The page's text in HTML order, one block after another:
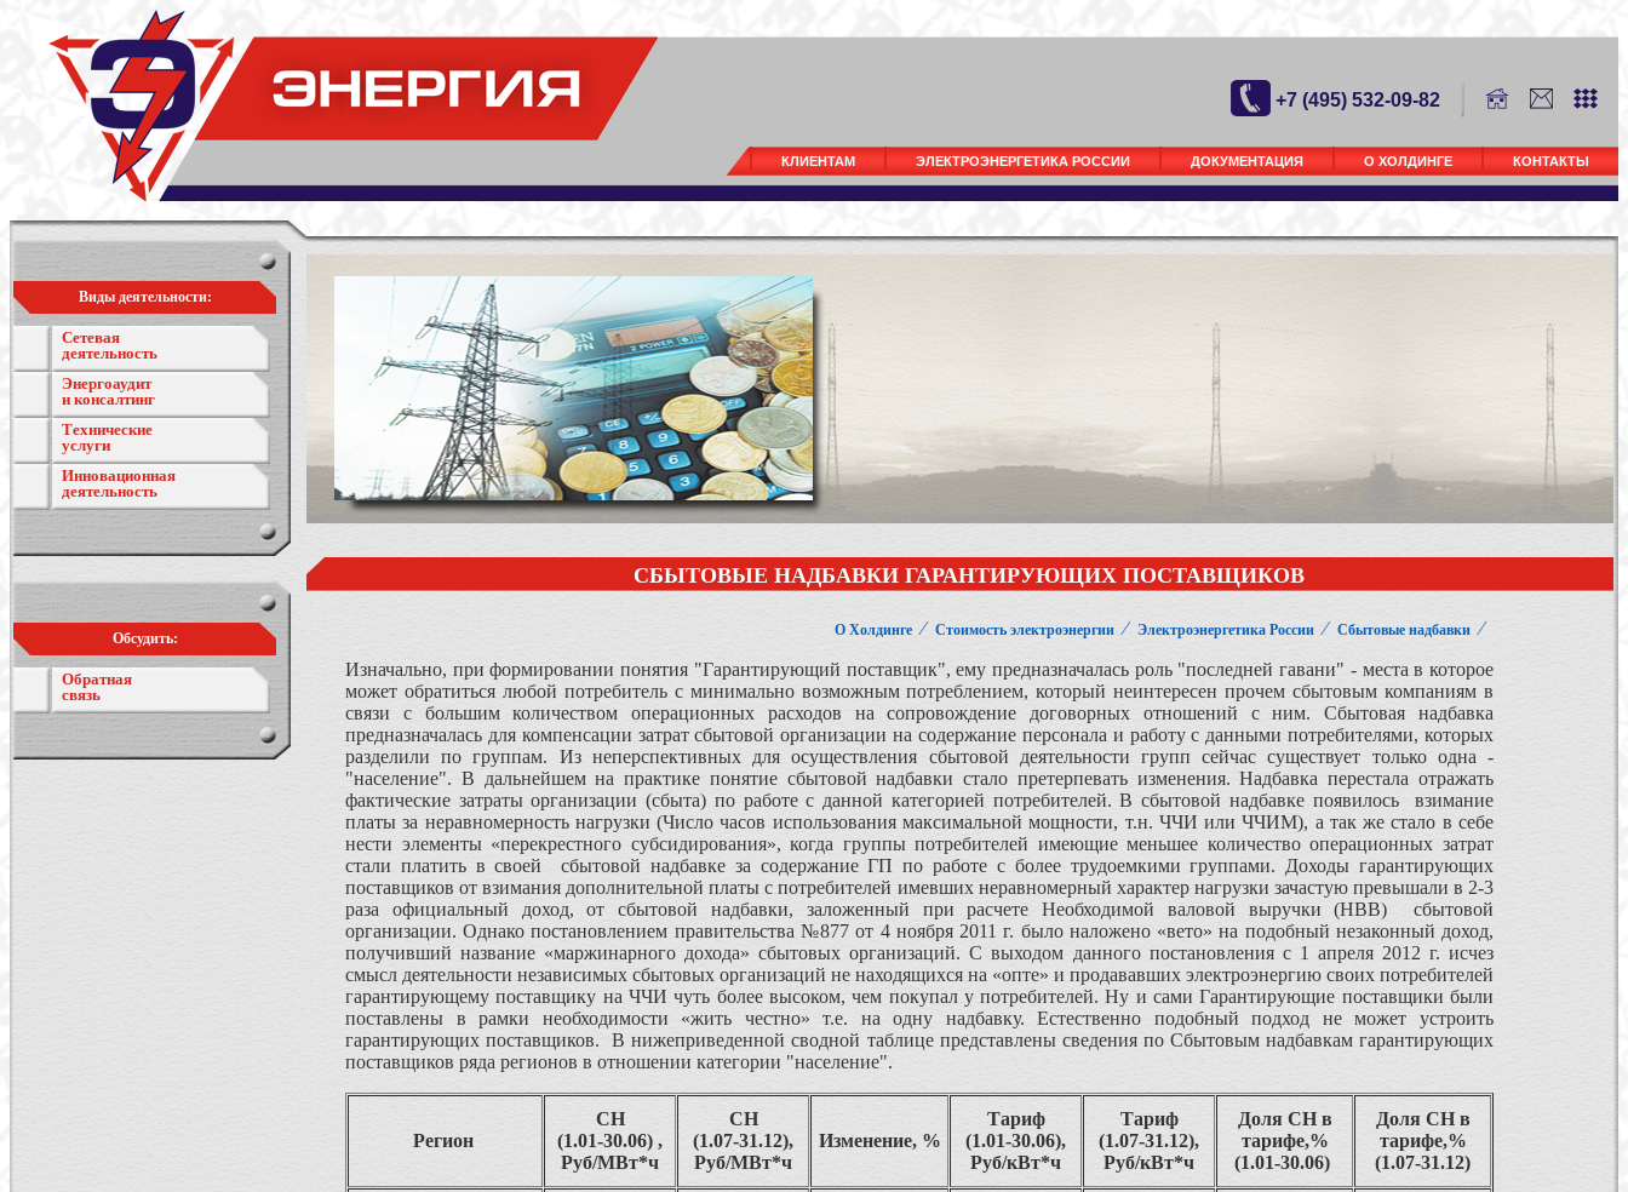
+7 (495) 532-09-82
КЛИЕНТАМ ЭЛЕКТРОЭНЕРГЕТИКА РОССИИ ДОКУМЕНТАЦИЯ О ХОЛДИНГЕ КОНТАКТЫ
Виды деятельности:
Сетевая
деятельность
Энергоаудит
и консалтинг
Технические
услуги
Инновационная
деятельность
Обсудить:
Обратная
связь
СБЫТОВЫЕ НАДБАВКИ ГАРАНТИРУЮЩИХ ПОСТАВЩИКОВ
О Холдинге ⁄ Стоимость электроэнергии ⁄ Электроэнергетика России ⁄ Сбытовые надбавки ⁄
Изначально, при формировании понятия "Гарантирующий поставщик", ему предназначалась роль "последней гавани" - места в которое
может обратиться любой потребитель с минимально возможным потреблением, который неинтересен прочем сбытовым компаниям в
связи с большим количеством операционных расходов на сопровождение договорных отношений с ним. Сбытовая надбавка
предназначалась для компенсации затрат сбытовой организации на содержание персонала и работу с данными потребителями, которых
разделили по группам. Из неперспективных для осуществления сбытовой деятельности групп сейчас существует только одна -
"население". В дальнейшем на практике понятие сбытовой надбавки стало претерпевать изменения. Надбавка перестала отражать
фактические затраты организации (сбыта) по работе с данной категорией потребителей. В сбытовой надбавке появилось взимание
платы за неравномерность нагрузки (Число часов использования максимальной мощности, т.н. ЧЧИ или ЧЧИМ), а так же стало в себе
нести элементы «перекрестного субсидирования», когда группы потребителей имеющие меньшее количество операционных затрат
стали платить в своей сбытовой надбавке за содержание ГП по работе с более трудоемкими группами. Доходы гарантирующих
поставщиков от взимания дополнительной платы с потребителей имевших неравномерный характер нагрузки зачастую превышали в 2-3
раза официальный доход, от сбытовой надбавки, заложенный при расчете Необходимой валовой выручки (НВВ) сбытовой
организации. Однако постановлением правительства №877 от 4 ноября 2011 г. было наложено «вето» на подобный незаконный доход,
получивший название «маржинарного дохода» сбытовых организаций. С выходом данного постановления с 1 апреля 2012 г. исчез
смысл деятельности независимых сбытовых организаций не находящихся на «опте» и продававших электроэнергию своих потребителей
гарантирующему поставщику на ЧЧИ чуть более высоком, чем покупал у потребителей. Ну и сами Гарантирующие поставщики были
поставлены в рамки необходимости «жить честно» т.е. на одну надбавку. Естественно подобный подход не может устроить
гарантирующих поставщиков. В нижеприведенной сводной таблице представлены сведения по Сбытовым надбавкам гарантирующих
поставщиков ряда регионов в отношении категории "население".
Регион
СН
(1.01-30.06) ,
Руб/МВт*ч
СН
(1.07-31.12),
Руб/МВт*ч
Изменение, %
Тариф
(1.01-30.06),
Руб/кВт*ч
Тариф
(1.07-31.12),
Руб/кВт*ч
Доля СН в
тарифе,%
(1.01-30.06)
Доля СН в
тарифе,%
(1.07-31.12)